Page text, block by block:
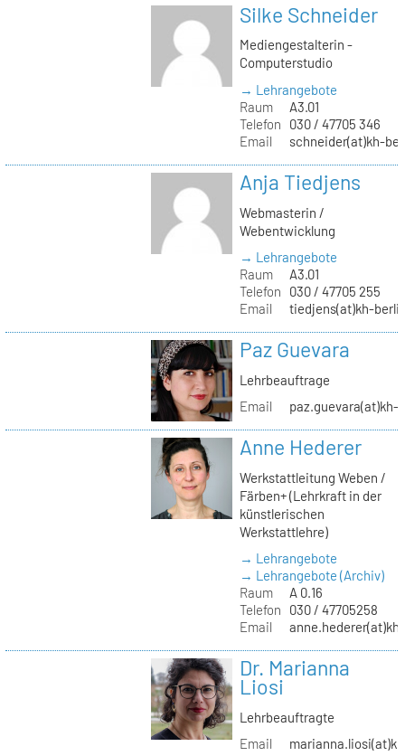
Silke Schneider
Mediengestalterin -
Computerstudio
→ Lehrangebote
Raum
A3.01
Telefon
030 / 47705 346
Email
schneider(at)kh-
Anja Tiedjens
Webmasterin /
Webentwicklung
→ Lehrangebote
Raum
A3.01
Telefon
030 / 47705 255
Email
tiedjens(at)kh-
Paz Guevara
Lehrbeauftrage
Email
paz.guevara(at)kh-
Anne Hederer
Werkstattleitung Weben /
Färben+ (Lehrkraft in der
künstlerischen
Werkstattlehre)
→ Lehrangebote
→ Lehrangebote (Archiv)
Raum
A 0.16
Telefon
030 / 47705258
Email
Dr. Marianna
Liosi
Lehrbeauftragte
Email